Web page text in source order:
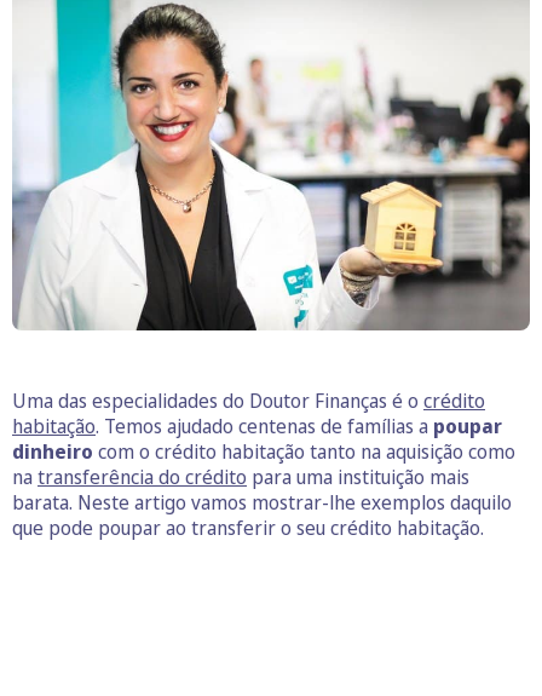
Uma das especialidades do Doutor Finanças é o crédito
habitação. Temos ajudado centenas de famílias a poupar
dinheiro com o crédito habitação tanto na aquisição como
na transferência do crédito para uma instituição mais
barata. Neste artigo vamos mostrar-lhe exemplos daquilo
que pode poupar ao transferir o seu crédito habitação.